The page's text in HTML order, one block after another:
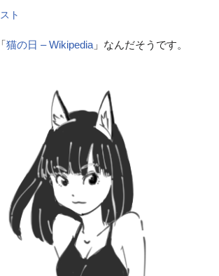
ト
猫の日 – Wikipedia 」なんだそうです。